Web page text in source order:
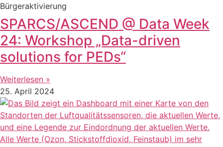
Bürgeraktivierung
SPARCS/ASCEND @ Data Week
24: Workshop „Data-driven
solutions for PEDs“
Weiterlesen »
25. April 2024